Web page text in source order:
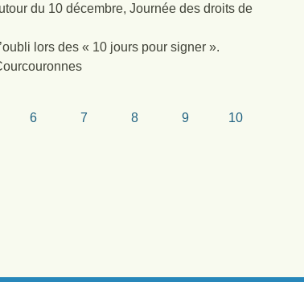
du 10 décembre, Journée des droits de
lors des « 10 jours pour signer ».
6 7 8 9 10